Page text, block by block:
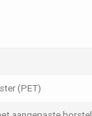
(PET)